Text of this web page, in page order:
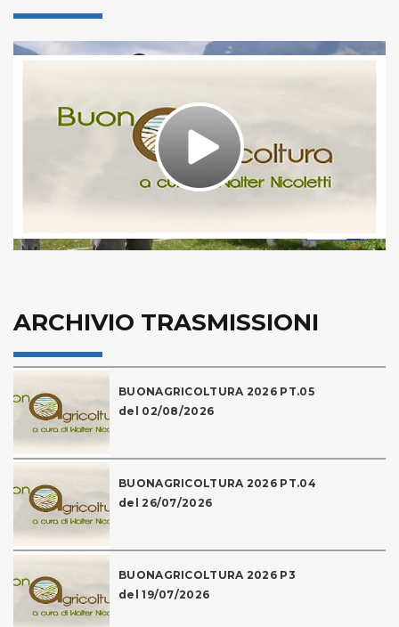
Play
Video
ARCHIVIO TRASMISSIONI
BUONAGRICOLTURA 2026 PT.05
del 02/08/2026
BUONAGRICOLTURA 2026 PT.04
del 26/07/2026
BUONAGRICOLTURA 2026 P3
del 19/07/2026